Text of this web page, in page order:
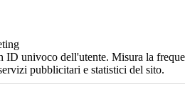
ID univoco dell'utente. Misura la
pubblicitari e statistici del sito.